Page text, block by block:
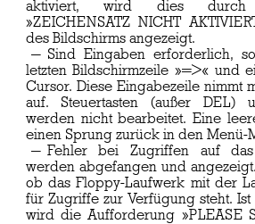
aktiviert, wird dies
»ZEICHENSATZ NICHT
des Bildschirms angezeigt.
Sind Eingaben erforderlich,
letzten Bildschirmzeile »=>« und
Cursor. Diese Eingabezeile nimmt
auf. Steuertasten (außer DEL)
werden nicht bearbeitet. Eine
einen Sprung zurück in den Menü-
Fehler bei Zugriffen auf das
werden abgefangen und
ob das Floppy-Laufwerk mit der
für Zugriffe zur Verfügung steht.
wird die Aufforderung »PLEASE